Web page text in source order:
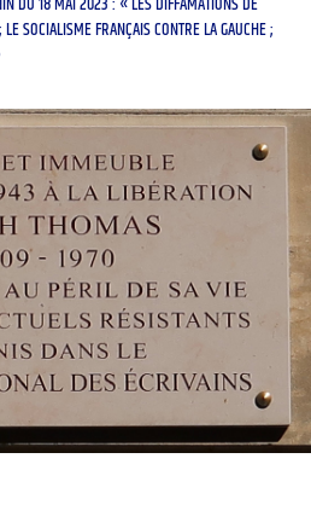
SOCIALISME FRANÇAIS CONTRE LA GAUCHE ;